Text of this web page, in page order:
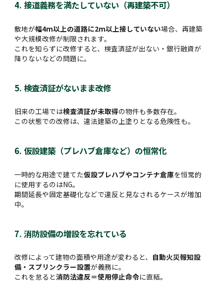
4. 接道義務を満たしていない（再建築不可）
敷地が幅4m以上の道路に2m以上接していない場合、再建築
や大規模改修が制限されます。
これを知らずに改修すると、検査済証が出ない・銀行融資が
降りないなどの問題に。
5. 検査済証がないまま改修
旧来の工場では検査済証が未取得の物件も多数存在。
この状態での改修は、違法建築の上塗りとなる危険性も。
6. 仮設建築（プレハブ倉庫など）の恒常化
一時的な用途で建てた仮設プレハブやコンテナ倉庫を恒常的
に使用するのはNG。
期間延長や固定基礎化などで違反と見なされるケースが増加
中。
7. 消防設備の増設を忘れている
改修によって建物の面積や用途が変わると、 自動火災報知設
備・スプリンクラー設置が義務に。
これを怠ると消防法違反＝使用停止命令に直結。